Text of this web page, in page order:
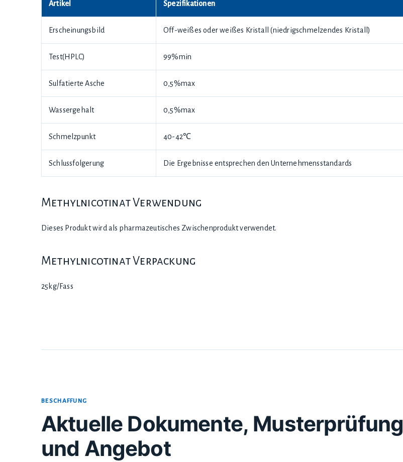
Artikel Spezifikationen
Erscheinungsbild Off-weißes oder weißes Kristall (niedrigschmelzendes Kristall)
Test(HPLC) 99%min
Sulfatierte Asche 0,5%max
Wassergehalt 0,5%max
Schmelzpunkt 40-42℃
Schlussfolgerung Die Ergebnisse entsprechen den Unternehmensstandards
Methylnicotinat Verwendung
Dieses Produkt wird als pharmazeutisches Zwischenprodukt verwendet.
Methylnicotinat Verpackung
25kg/Fass
BESCHAFFUNG
Aktuelle Dokumente, Musterprüfung
und Angebot